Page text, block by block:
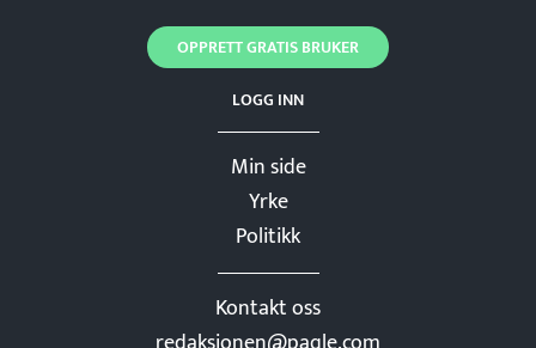
Min side
Yrke
Politikk
Kontakt oss
LOGG INN
OPPRETT GRATIS BRUKER